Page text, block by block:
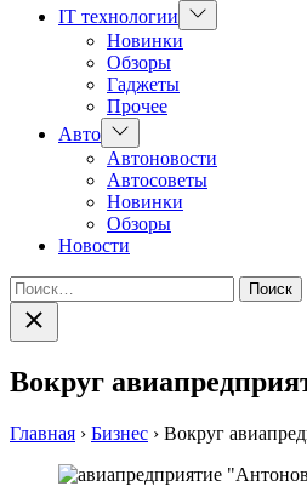
IT технологии
Показать
подменю
Новинки
Обзоры
Гаджеты
Прочее
Авто Показать
подменю
Автоновости
Автосоветы
Новинки
Обзоры
Новости
Найти:
Закрыть
поиск
Вокруг
Главная › Бизнес › Вокруг